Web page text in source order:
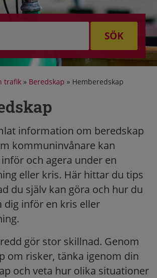
SÖK
trafik » Beredskap » Hemberedskap
information om beredskap
kommuninvånare kan
och agera under en
eller kris. Här hittar du tips
du själv kan göra och hur du
dig inför en kris eller
gör stor skillnad. Genom
om risker, tänka igenom din
och veta hur olika situationer